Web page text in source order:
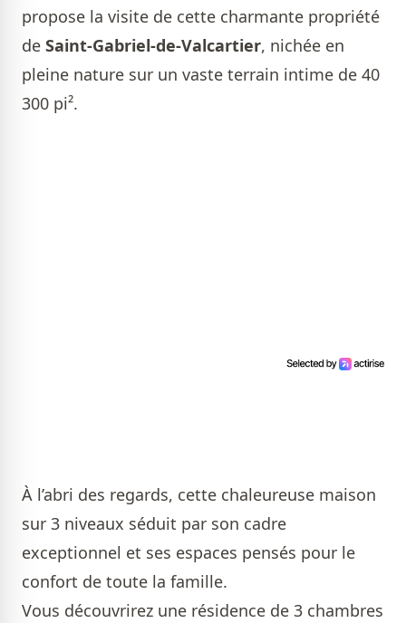
propose la visite de cette charmante propriété
de Saint-Gabriel-de-Valcartier, nichée en
pleine nature sur un vaste terrain intime de 40
300 pi².
À l’abri des regards, cette chaleureuse maison
sur 3 niveaux séduit par son cadre
exceptionnel et ses espaces pensés pour le
confort de toute la famille.
Vous découvrirez une résidence de 3 chambres